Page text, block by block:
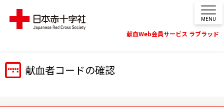
献血Web会員サービス ラブラッド
MENU
献血者コードの確認